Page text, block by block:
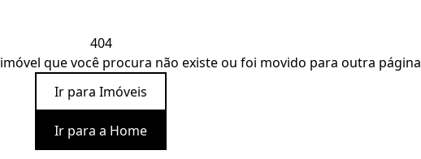
404
que você procura não existe ou foi movido para outra página
Ir para Imóveis
Ir para a Home